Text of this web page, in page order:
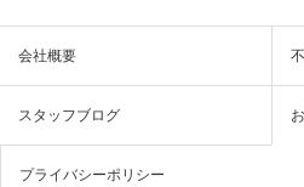
会社概要
スタッフブログ
プライバシーポリシー